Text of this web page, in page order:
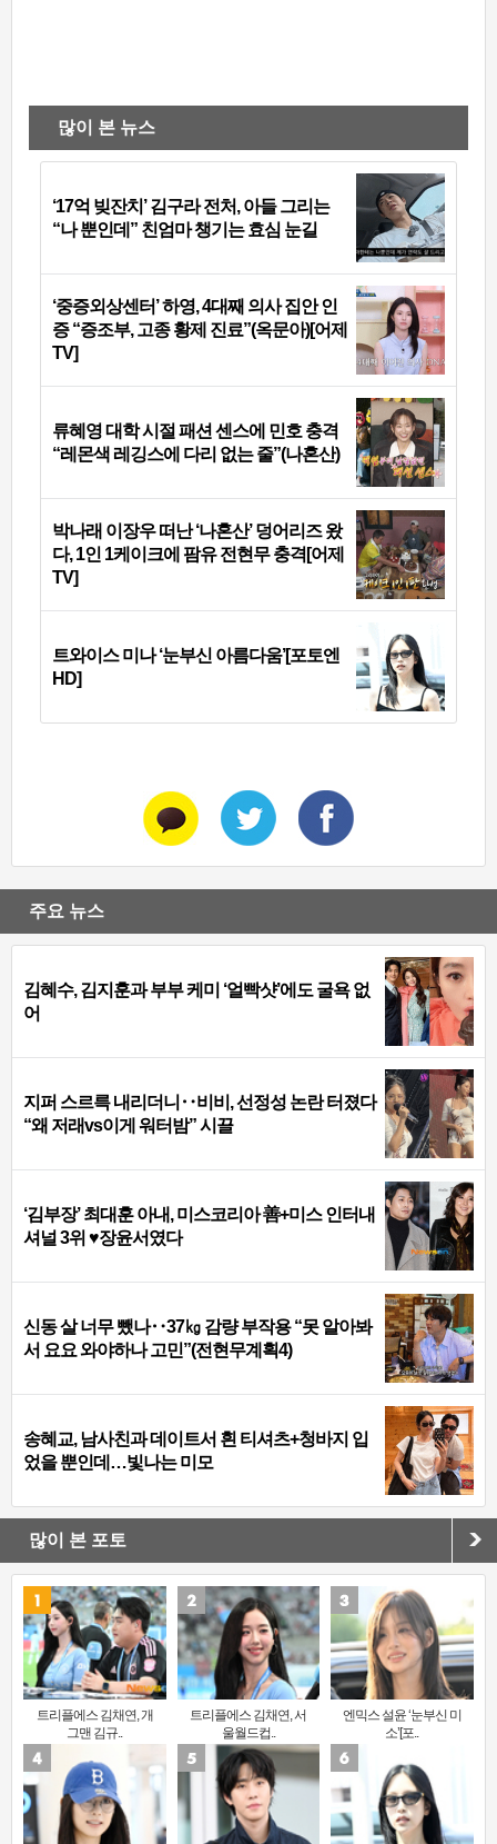
많이 본 뉴스
‘17억 빚잔치’ 김구라 전처, 아들 그리는
“나 뿐인데” 친엄마 챙기는 효심 눈길
‘중증외상센터’ 하영, 4대째 의사 집안 인
증 “증조부, 고종 황제 진료”(옥문아)[어제
TV]
류혜영 대학 시절 패션 센스에 민호 충격
“레몬색 레깅스에 다리 없는 줄”(나혼산)
박나래 이장우 떠난 ‘나혼산’ 덩어리즈 왔
다, 1인 1케이크에 팜유 전현무 충격[어제
TV]
트와이스 미나 ‘눈부신 아름다움’[포토엔
HD]
주요 뉴스
김혜수, 김지훈과 부부 케미 ‘얼빡샷’에도 굴욕 없
어
지퍼 스르륵 내리더니‥비비, 선정성 논란 터졌다
“왜 저래vs이게 워터밤” 시끌
‘김부장’ 최대훈 아내, 미스코리아 善+미스 인터내
셔널 3위 ♥장윤서였다
신동 살 너무 뺐나‥37㎏ 감량 부작용 “못 알아봐
서 요요 와야하나 고민”(전현무계획4)
송혜교, 남사친과 데이트서 흰 티셔츠+청바지 입
었을 뿐인데…빛나는 미모
많이 본 포토
트리플에스 김채연, 개
그맨 김규..
트리플에스 김채연, 서
울월드컵..
엔믹스 설윤 ‘눈부신 미
소’[포..